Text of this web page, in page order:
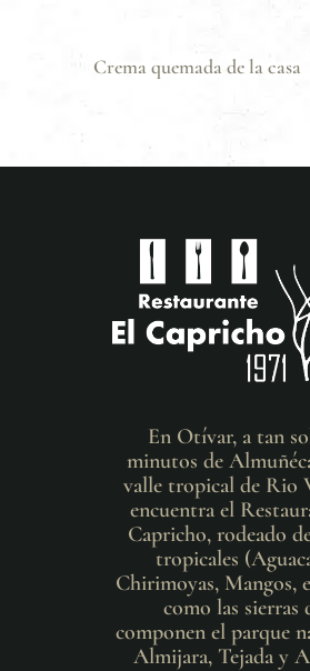
Crema quemada de la casa
En Otívar, a tan
minutos de
valle tropical de Rio
encuentra el
Capricho, rodeado
tropicales
Chirimoyas, Mangos,
como las sierras
componen el parque
Almijara, Tejada y